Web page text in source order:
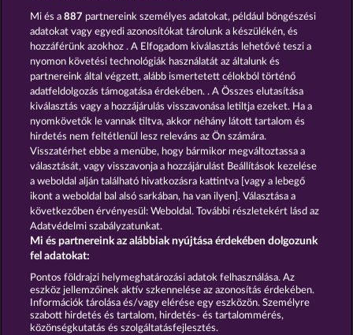
Fruits First Diamond Treasures Royal Seven Ultra
Részvételi feltételek
Adatkezelési tájékoztató Impresszum
A cég
Mi és a887 partnereink személyes adatokat, például böngészési
adatokat vagy egyedi azonosítókat tárolunk a készülékén, és
hozzáférünk azokhoz . A Elfogadom kiválasztás lehetővé teszi a
nyomon követési technológiák használatát az általunk és
partnereink által végzett, alább ismertetett célokból történő
adatfeldolgozás támogatása érdekében. . A Összes elutasítása
kiválasztás vagy a hozzájárulás visszavonása letiltja ezeket. Ha a
nyomkövetők le vannak tiltva, akkor néhány látott tartalom és
hirdetés nem feltétlenül lesz releváns az Ön számára.
Visszatérhet ebbe a menübe, hogy bármikor megváltoztassa a
választását, vagy visszavonja a hozzájárulást Beállítások kezelése
a weboldal alján található hivatkozásra kattintva [vagy a lebegő
ikont a weboldal bal alsó sarkában, ha van ilyen]. Választása a
következőben érvényesül: Weboldal. További részletekért lásd az
Adatvédelmi szabályzatunkat.
Mi és partnereink az alábbiak nyújtása érdekében dolgozunk
fel adatokat:
Pontos földrajzi helymeghatározási adatok felhasználása. Az
eszköz jellemzőinek aktív szkennelése az azonosítás érdekében.
Információk tárolása és/vagy elérése egy eszközön. Személyre
szabott hirdetés és tartalom, hirdetés- és tartalommérés,
közönségkutatás és szolgáltatásfejlesztés.